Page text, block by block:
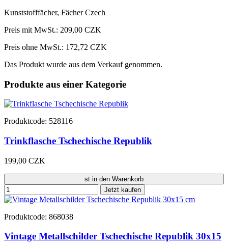
Kunststofffächer, Fächer Czech
Preis mit MwSt.: 209,00 CZK
Preis ohne MwSt.: 172,72 CZK
Das Produkt wurde aus dem Verkauf genommen.
Produkte aus einer Kategorie
Produktcode: 528116
Trinkflasche Tschechische Republik
199,00 CZK
st in den Warenkorb
Jetzt kaufen
Produktcode: 868038
Vintage Metallschilder Tschechische Republik 30x15